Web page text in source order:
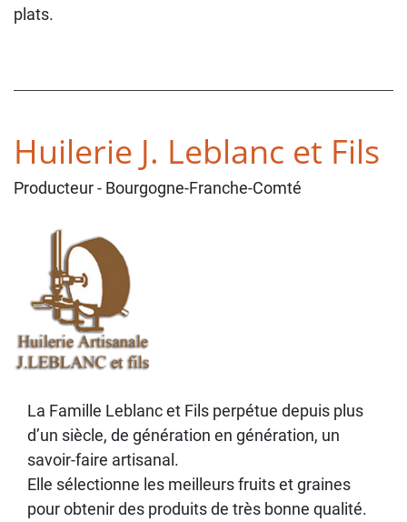
plats.
Huilerie J. Leblanc et Fils
Producteur- Bourgogne-Franche-Comté
La Famille Leblanc et Fils perpétue depuis plus
d’un siècle, de génération en génération, un
savoir-faire artisanal.
Elle sélectionne les meilleurs fruits et graines
pour obtenir des produits de très bonne qualité.